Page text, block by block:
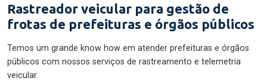
Rastreador veicular para gestão de
frotas de prefeituras e órgãos públicos
Temos um grande know how em atender prefeituras e órgãos
públicos com nossos serviços de rastreamento e telemetria
veicular.